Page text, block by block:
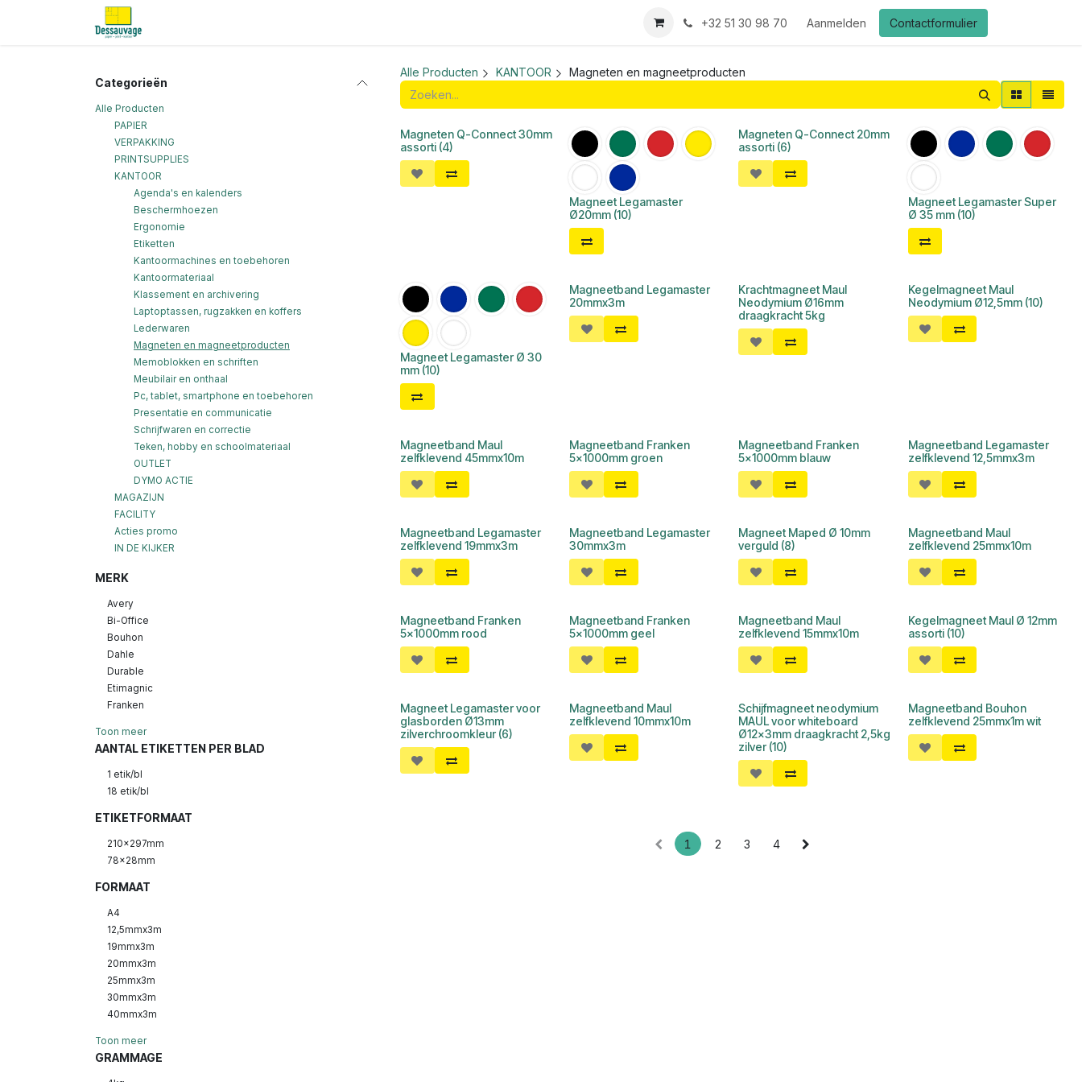
Overslaan naar inhoud
+32 51 30 98 70 Aanmelden Contactformulier
Categorieën
Alle Producten
PAPIER
VERPAKKING
PRINTSUPPLIES
KANTOOR
Agenda's en kalenders
Beschermhoezen
Ergonomie
Etiketten
Kantoormachines en toebehoren
Kantoormateriaal
Klassement en archivering
Laptoptassen, rugzakken en koffers
Lederwaren
Magneten en magneetproducten
Memoblokken en schriften
Meubilair en onthaal
Pc, tablet, smartphone en toebehoren
Presentatie en communicatie
Schrijfwaren en correctie
Teken, hobby en schoolmateriaal
OUTLET
DYMO ACTIE
MAGAZIJN
FACILITY
Acties promo
IN DE KIJKER
MERK
Avery
Bi-Office
Bouhon
Dahle
Durable
Etimagnic
Franken
Toon meer
AANTAL ETIKETTEN PER BLAD
1 etik/bl
18 etik/bl
ETIKETFORMAAT
210x297mm
78x28mm
FORMAAT
A4
12,5mmx3m
19mmx3m
20mmx3m
25mmx3m
30mmx3m
40mmx3m
Toon meer
GRAMMAGE
Alle Producten KANTOOR Magneten en magneetproducten
Magneten Q-Connect 30mm
assorti (4)
Magneet Legamaster
Ø20mm (10)
Magneten Q-Connect 20mm
assorti (6)
Magneet Legamaster Super
Ø 35 mm (10)
Magneet Legamaster Ø 30
mm (10)
Magneetband Legamaster
20mmx3m
Krachtmagneet Maul
Neodymium Ø16mm
draagkracht 5kg
Kegelmagneet Maul
Neodymium Ø12,5mm (10)
Magneetband Maul
zelfklevend 45mmx10m
Magneetband Franken
5x1000mm groen
Magneetband Franken
5x1000mm blauw
Magneetband Legamaster
zelfklevend 12,5mmx3m
Magneetband Legamaster
zelfklevend 19mmx3m
Magneetband Legamaster
30mmx3m
Magneet Maped Ø 10mm
verguld (8)
Magneetband Maul
zelfklevend 25mmx10m
Magneetband Franken
5x1000mm rood
Magneetband Franken
5x1000mm geel
Magneetband Maul
zelfklevend 15mmx10m
Kegelmagneet Maul Ø 12mm
assorti (10)
Magneet Legamaster voor
glasborden Ø13mm
zilverchroomkleur (6)
Magneetband Maul
zelfklevend 10mmx10m
Schijfmagneet neodymium
MAUL voor whiteboard
Ø12x3mm draagkracht 2,5kg
zilver (10)
Magneetband Bouhon
zelfklevend 25mmx1m wit
1 2 3 4